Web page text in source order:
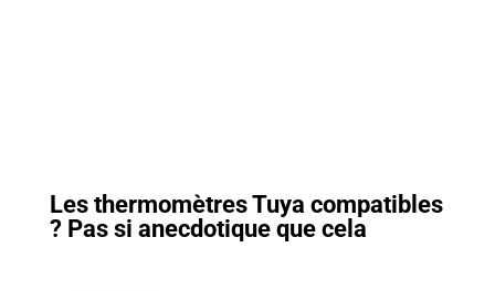
Les thermomètres Tuya compatibles
? Pas si anecdotique que cela